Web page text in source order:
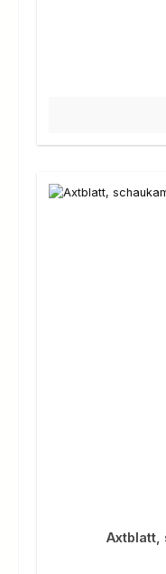
Axtblatt,